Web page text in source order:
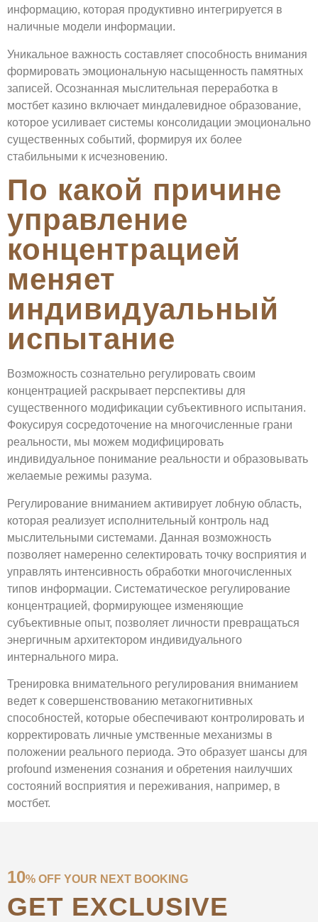
информацию, которая продуктивно интегрируется в
наличные модели информации.
Уникальное важность составляет способность внимания
формировать эмоциональную насыщенность памятных
записей. Осознанная мыслительная переработка в
мостбет казино включает миндалевидное образование,
которое усиливает системы консолидации эмоционально
существенных событий, формируя их более
стабильными к исчезновению.
По какой причине
управление
концентрацией
меняет
индивидуальный
испытание
Возможность сознательно регулировать своим
концентрацией раскрывает перспективы для
существенного модификации субъективного испытания.
Фокусируя сосредоточение на многочисленные грани
реальности, мы можем модифицировать
индивидуальное понимание реальности и образовывать
желаемые режимы разума.
Регулирование вниманием активирует лобную область,
которая реализует исполнительный контроль над
мыслительными системами. Данная возможность
позволяет намеренно селектировать точку восприятия и
управлять интенсивность обработки многочисленных
типов информации. Систематическое регулирование
концентрацией, формирующее изменяющие
субъективные опыт, позволяет личности превращаться
энергичным архитектором индивидуального
интернального мира.
Тренировка внимательного регулирования вниманием
ведет к совершенствованию метакогнитивных
способностей, которые обеспечивают контролировать и
корректировать личные умственные механизмы в
положении реального периода. Это образует шансы для
profound изменения сознания и обретения наилучших
состояний восприятия и переживания, например, в
мостбет.
10% OFF YOUR NEXT BOOKING
GET EXCLUSIVE